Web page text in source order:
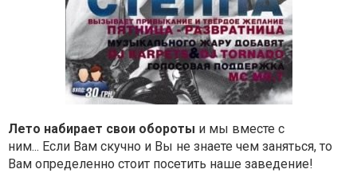
Лето набирает свои обороты и мы вместе с
ним... Если Вам скучно и Вы не знаете чем заняться, то
Вам определенно стоит посетить наше заведение!